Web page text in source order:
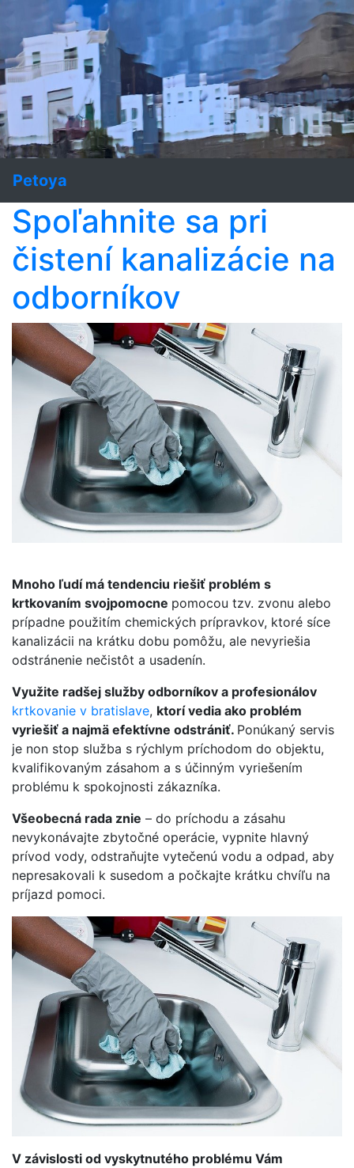
Petoya
Spoľahnite sa pri
čistení kanalizácie na
odborníkov
Mnoho ľudí má tendenciu riešiť problém s
krtkovaním svojpomocne pomocou tzv. zvonu alebo
prípadne použitím chemických prípravkov, ktoré síce
kanalizácii na krátku dobu pomôžu, ale nevyriešia
odstránenie nečistôt a usadenín.
Využite radšej služby odborníkov a profesionálov
krtkovanie v bratislave, ktorí vedia ako problém
vyriešiť a najmä efektívne odstrániť. Ponúkaný servis
je non stop služba s rýchlym príchodom do objektu,
kvalifikovaným zásahom a s účinným vyriešením
problému k spokojnosti zákazníka.
Všeobecná rada znie – do príchodu a zásahu
nevykonávajte zbytočné operácie, vypnite hlavný
prívod vody, odstraňujte vytečenú vodu a odpad, aby
nepresakovali k susedom a počkajte krátku chvíľu na
príjazd pomoci.
V závislosti od vyskytnutého problému Vám